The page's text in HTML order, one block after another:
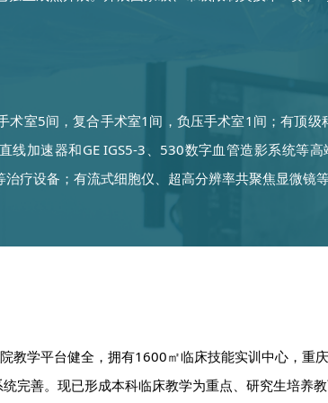
室5间，复合手术室1间，负压手术室1间；有顶级
线加速器和GE IGS5-3、530数字血管造影系统
治疗设备；有流式细胞仪、超高分辨率共聚焦显微
教学平台健全，拥有1600㎡临床技能实训中心，
完善。现已形成本科临床教学为重点、研究生培